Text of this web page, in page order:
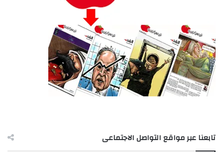
تابعنا عبر مواقع التواصل الاجتماعى